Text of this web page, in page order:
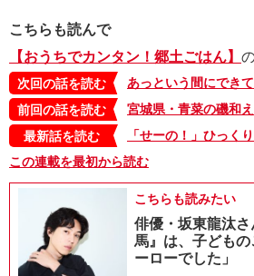
こちらも読んで
【おうちでカンタン！郷土ごはん】
次回の話を読む
前回の話を読む
最新話を読む
この連載を最初から読む
こちらも読みたい
俳優・坂東龍汰
馬』は、子ども
ーローでした」